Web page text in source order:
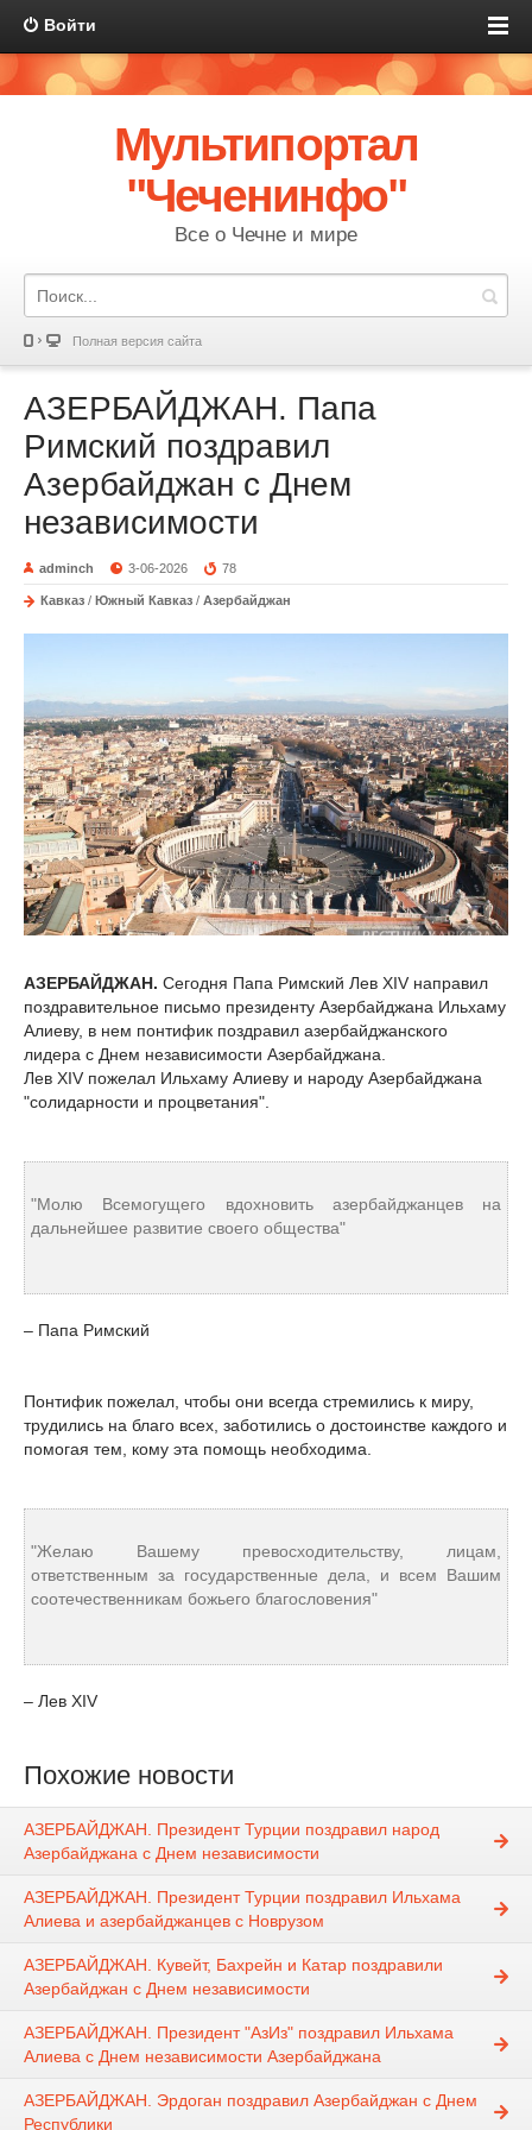
Войти
Мультипортал
"Чеченинфо"
Все о Чечне и мире
Полная версия сайта
АЗЕРБАЙДЖАН. Папа
Римский поздравил
Азербайджан с Днем
независимости
adminch 3-06-2026 78
Кавказ / Южный Кавказ / Азербайджан
АЗЕРБАЙДЖАН. Сегодня Папа Римский Лев XIV направил
поздравительное письмо президенту Азербайджана Ильхаму
Алиеву, в нем понтифик поздравил азербайджанского
лидера с Днем независимости Азербайджана.
Лев XIV пожелал Ильхаму Алиеву и народу Азербайджана
"солидарности и процветания".
"Молю Всемогущего вдохновить азербайджанцев на
дальнейшее развитие своего общества"
– Папа Римский
Понтифик пожелал, чтобы они всегда стремились к миру,
трудились на благо всех, заботились о достоинстве каждого и
помогая тем, кому эта помощь необходима.
"Желаю Вашему превосходительству, лицам,
ответственным за государственные дела, и всем Вашим
соотечественникам божьего благословения"
– Лев XIV
Похожие новости
АЗЕРБАЙДЖАН. Президент Турции поздравил народ
Азербайджана с Днем независимости
АЗЕРБАЙДЖАН. Президент Турции поздравил Ильхама
Алиева и азербайджанцев с Новрузом
АЗЕРБАЙДЖАН. Кувейт, Бахрейн и Катар поздравили
Азербайджан с Днем независимости
АЗЕРБАЙДЖАН. Президент "АзИз" поздравил Ильхама
Алиева с Днем независимости Азербайджана
АЗЕРБАЙДЖАН. Эрдоган поздравил Азербайджан с Днем
Республики